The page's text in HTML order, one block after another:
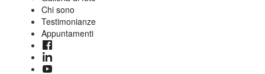
Chi sono
Testimonianze
Appuntamenti